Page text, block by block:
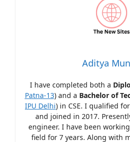
Aditya
I have completed both a
Patna-13) and a Bachelor of
IPU Delhi) in CSE. I qualified
and joined in 2017.
engineer. I have been
field for 7 years. Along with